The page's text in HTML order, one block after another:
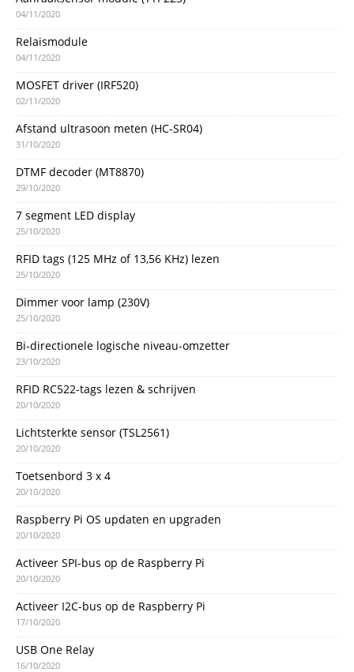
04/11/2020
Relaismodule
04/11/2020
MOSFET driver (IRF520)
02/11/2020
Afstand ultrasoon meten (HC-SR04)
31/10/2020
DTMF decoder (MT8870)
29/10/2020
7 segment LED display
25/10/2020
RFID tags (125 MHz of 13,56 KHz) lezen
25/10/2020
Dimmer voor lamp (230V)
25/10/2020
Bi-directionele logische niveau-omzetter
23/10/2020
RFID RC522-tags lezen & schrijven
20/10/2020
Lichtsterkte sensor (TSL2561)
20/10/2020
Toetsenbord 3 x 4
20/10/2020
Raspberry Pi OS updaten en upgraden
20/10/2020
Activeer SPI-bus op de Raspberry Pi
20/10/2020
Activeer I2C-bus op de Raspberry Pi
17/10/2020
USB One Relay
16/10/2020